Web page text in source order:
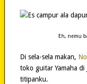
Eh, nemu
Di sela-sela makan,
toko guitar Yamaha di
titipanku.